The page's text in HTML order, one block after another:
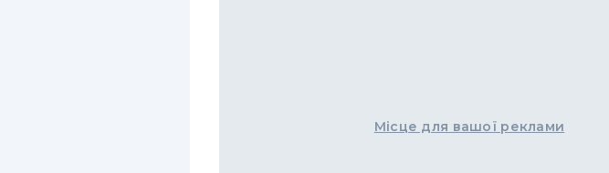
Місце для вашої реклами